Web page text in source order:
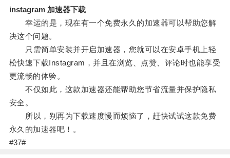
instagram 加速器下载
幸运的是，现在有一个免费永久的加速器可以帮助您解
决这个问题。
只需简单安装并开启加速器，您就可以在安卓手机上轻
松快速下载Instagram，并且在浏览、点赞、评论时也能享受
更流畅的体验。
不仅如此，这款加速器还能帮助您节省流量并保护隐私
安全。
所以，别再为下载速度慢而烦恼了，赶快试试这款免费
永久的加速器吧！。
#37#